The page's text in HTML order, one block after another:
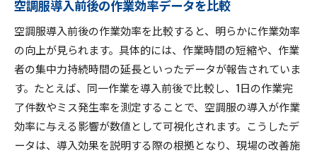
空調服導入前後の作業効率データを比較
空調服導入前後の作業効率を比較すると、明らかに作業効率
の向上が見られます。具体的には、作業時間の短縮や、作業
者の集中力持続時間の延長といったデータが報告されていま
す。たとえば、同一作業を導入前後で比較し、1日の作業完
了件数やミス発生率を測定することで、空調服の導入が作業
効率に与える影響が数値として可視化されます。こうしたデ
ータは、導入効果を説明する際の根拠となり、現場の改善施